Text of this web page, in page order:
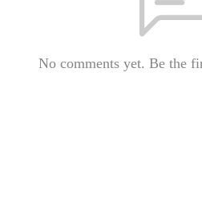
No comments yet. Be the